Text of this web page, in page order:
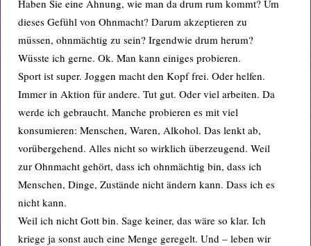
Haben Sie eine Ahnung, wie man da drum rum kommt? Um
dieses Gefühl von Ohnmacht? Darum akzeptieren zu
müssen, ohnmächtig zu sein? Irgendwie drum herum?
Wüsste ich gerne. Ok. Man kann einiges probieren.
Sport ist super. Joggen macht den Kopf frei. Oder helfen.
Immer in Aktion für andere. Tut gut. Oder viel arbeiten. Da
werde ich gebraucht. Manche probieren es mit viel
konsumieren: Menschen, Waren, Alkohol. Das lenkt ab,
vorübergehend. Alles nicht so wirklich überzeugend. Weil
zur Ohnmacht gehört, dass ich ohnmächtig bin, dass ich
Menschen, Dinge, Zustände nicht ändern kann. Dass ich es
nicht kann.
Weil ich nicht Gott bin. Sage keiner, das wäre so klar. Ich
kriege ja sonst auch eine Menge geregelt. Und – leben wir